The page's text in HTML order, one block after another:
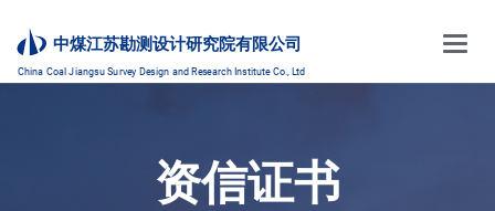
中煤江苏勘测设计研究院有限公司
China Coal Jiangsu Survey Design and Research Institute Co., Ltd
Main
Menu
资信证书